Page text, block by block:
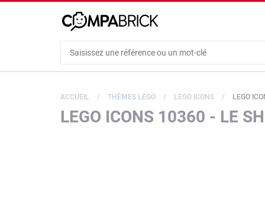
ACCUEIL THÈMES LEGO LEGO ICONS LEGO
LEGO ICONS 10360 - LE